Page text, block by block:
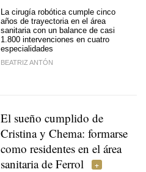
La cirugía robótica cumple cinco
años de trayectoria en el área
sanitaria con un balance de casi
1.800 intervenciones en cuatro
especialidades
BEATRIZ ANTÓN
El sueño cumplido de
Cristina y Chema: formarse
como residentes en el área
sanitaria de Ferrol